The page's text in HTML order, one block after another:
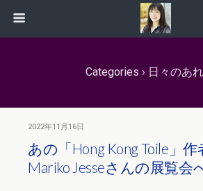
Categories › 日々のあ
2022年11月16日
あの「Hong Kong Toile」作
Mariko Jesseさんの展覧会